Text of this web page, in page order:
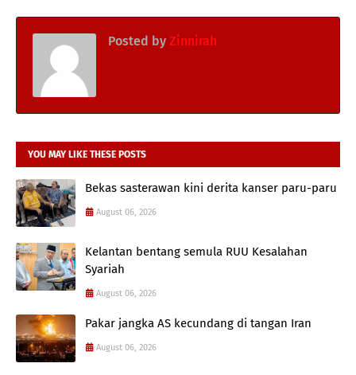
Posted by Zinnirah
YOU MAY LIKE THESE POSTS
Bekas sasterawan kini derita kanser paru-paru
August 06, 2026
Kelantan bentang semula RUU Kesalahan
Syariah
August 06, 2026
Pakar jangka AS kecundang di tangan Iran
August 06, 2026